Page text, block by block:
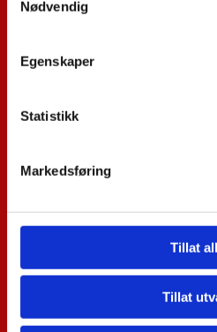
Nødvendig
Egenskaper
Statistikk
Markedsføring
Tillat
Tillat
Antall plasser:
med overnattingsmuligheter
telefon:906